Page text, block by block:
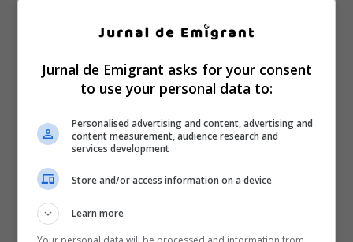
Jurnal de Emigrant asks for your consent
to use your personal data to:
Personalised advertising and content, advertising and
content measurement, audience research and
services development
Store and/or access information on a device
Learn more